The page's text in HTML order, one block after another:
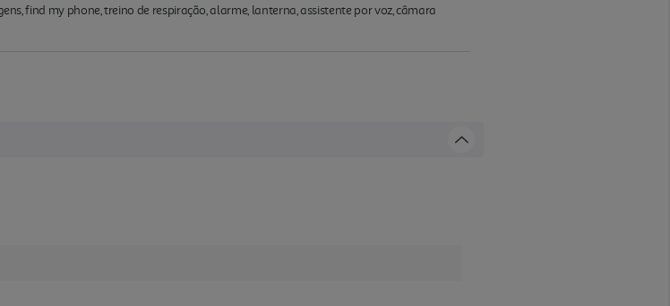
find my phone, treino de respiração, alarme, lanterna, assistente por voz, câmara